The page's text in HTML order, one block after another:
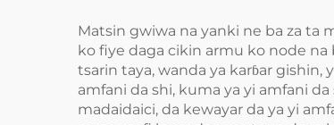
Matsin gwiwa na yanki ne ba za ta
ko fiye daga cikin armu ko node na
tsarin taya, wanda ya karɓar gishin,
amfani da shi, kuma ya yi amfani
madaidaici, da kewayar da ya yi